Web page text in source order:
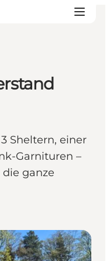
Sheltern, einer
Garnituren –
ganze